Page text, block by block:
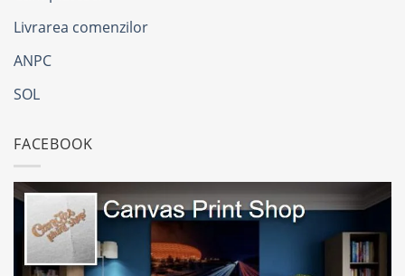
Livrarea comenzilor
ANPC
SOL
FACEBOOK